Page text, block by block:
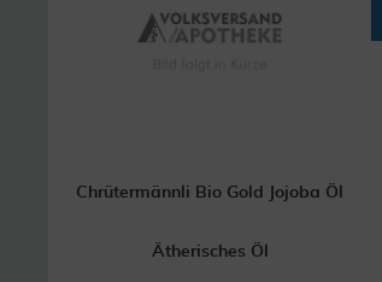
Chrütermännli Bio Gold Jojoba Öl
Ätherisches Öl